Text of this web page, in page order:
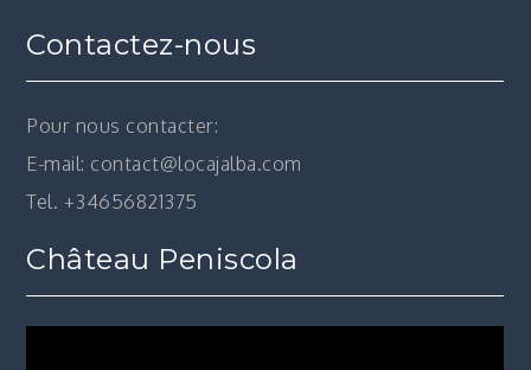
Contactez-nous
Pour nous contacter:
E-mail: contact@locajalba.com
Tel. +34656821375
Château Peniscola